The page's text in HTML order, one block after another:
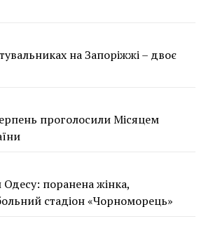
на Запоріжжі – двоє
проголосили Місяцем
Одесу: поранена жінка,
стадіон «Чорноморець»